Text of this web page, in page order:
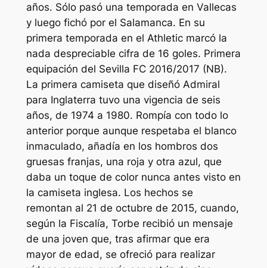
años. Sólo pasó una temporada en Vallecas
y luego fichó por el Salamanca. En su
primera temporada en el Athletic marcó la
nada despreciable cifra de 16 goles. Primera
equipación del Sevilla FC 2016/2017 (NB).
La primera camiseta que diseñó Admiral
para Inglaterra tuvo una vigencia de seis
años, de 1974 a 1980. Rompía con todo lo
anterior porque aunque respetaba el blanco
inmaculado, añadía en los hombros dos
gruesas franjas, una roja y otra azul, que
daba un toque de color nunca antes visto en
la camiseta inglesa. Los hechos se
remontan al 21 de octubre de 2015, cuando,
según la Fiscalía, Torbe recibió un mensaje
de una joven que, tras afirmar que era
mayor de edad, se ofreció para realizar